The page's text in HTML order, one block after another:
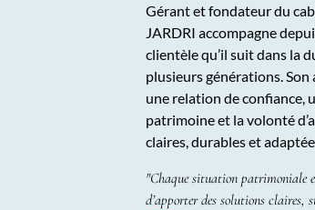
Gérant et fondateur du
JARDRI accompagne
clientèle qu’il suit dans la
plusieurs générations.
une relation de confiance,
patrimoine et la volonté
claires, durables et
"Chaque situation patrimoniale
d’apporter des solutions claires,